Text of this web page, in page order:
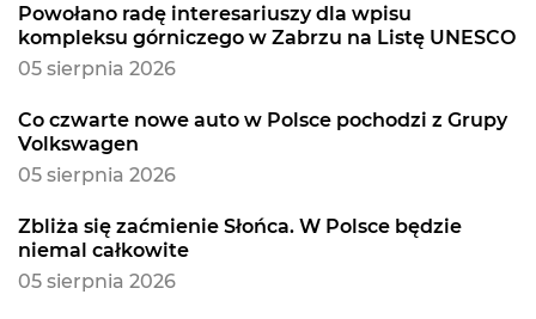
Powołano radę interesariuszy dla wpisu
kompleksu górniczego w Zabrzu na Listę UNESCO
05 sierpnia 2026
Co czwarte nowe auto w Polsce pochodzi z Grupy
Volkswagen
05 sierpnia 2026
Zbliża się zaćmienie Słońca. W Polsce będzie
niemal całkowite
05 sierpnia 2026